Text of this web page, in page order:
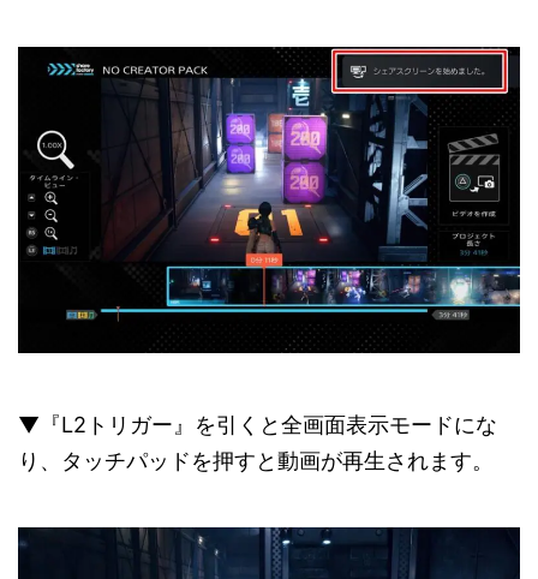
▼『L2トリガー』を引くと全画面表示モードにな
り、タッチパッドを押すと動画が再生されます。